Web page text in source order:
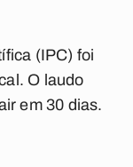
(IPC) foi
O laudo
em 30 dias.